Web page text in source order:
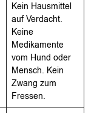
Kein Hausmittel
auf Verdacht.
Keine
Medikamente
vom Hund oder
Mensch. Kein
Zwang zum
Fressen.